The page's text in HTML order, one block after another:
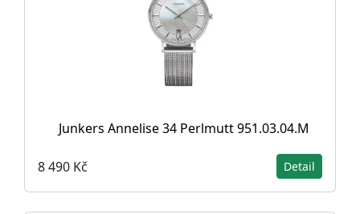
Junkers Annelise 34 Perlmutt 951.03.04.M
8 490 Kč Detail